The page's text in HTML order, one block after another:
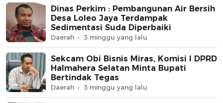
Dinas Perkim : Pembangunan Air Bersih
Desa Loleo Jaya Terdampak
Sedimentasi Suda Diperbaiki
Daerah 3 minggu yang lalu
Sekcam Obi Bisnis Miras, Komisi I DPRD
Halmahera Selatan Minta Bupati
Bertindak Tegas
Daerah 3 minggu yang lalu